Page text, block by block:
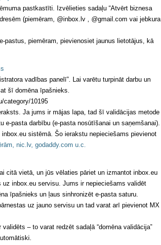
pastkastīti. Izvēlieties sadaļu “Atvērt biznesa
(piemēram, @inbox.lv , @gmail.com vai jebkura
pastus, piemēram, pievienosiet jaunus lietotājus, kā
vadības panelī”. Lai varētu turpināt darbu un
šī domēna īpašnieks.
category/10195
Ja jums ir mājas lapa, tad šī validācijas metode
pasta darbību (e-pasta nosūtīšanai un saņemšanai).
sistēmā. Šo ierakstu nepieciešams pievienot
nic.lv, godaddy.com u.c.
citā vietā, un jūs vēlaties pāriet un izmantot inbox.eu
inbox.eu servisu. Jums ir nepieciešams validēt
īpašnieks un ļaus sinhronizēt e-pasta saturu.
uz jauno servisu un tad varat arī pievienot MX
– to varat redzēt sadaļā “domēna validācija”